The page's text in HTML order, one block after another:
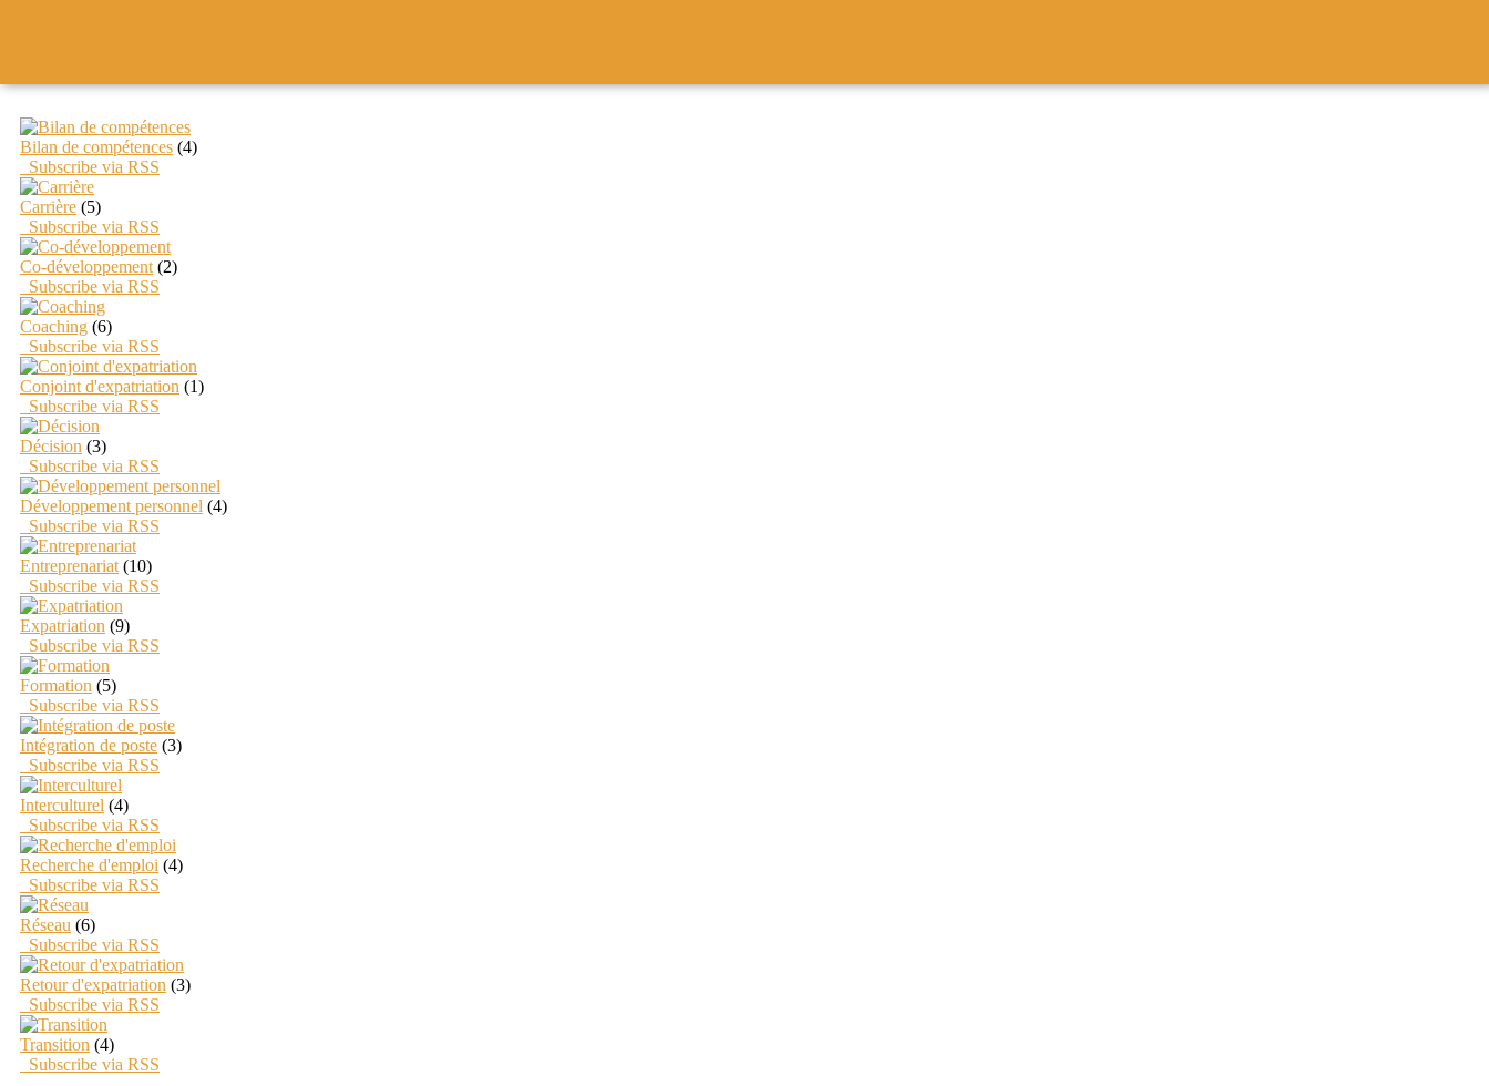
Bilan de compétences (4)
Subscribe via RSS
Carrière (5)
Subscribe via RSS
Co-développement (2)
Subscribe via RSS
Coaching (6)
Subscribe via RSS
Conjoint d'expatriation (1)
Subscribe via RSS
Décision (3)
Subscribe via RSS
Développement personnel (4)
Subscribe via RSS
Entreprenariat (10)
Subscribe via RSS
Expatriation (9)
Subscribe via RSS
Formation (5)
Subscribe via RSS
Intégration de poste (3)
Subscribe via RSS
Interculturel (4)
Subscribe via RSS
Recherche d'emploi (4)
Subscribe via RSS
Réseau (6)
Subscribe via RSS
Retour d'expatriation (3)
Subscribe via RSS
Transition (4)
Subscribe via RSS